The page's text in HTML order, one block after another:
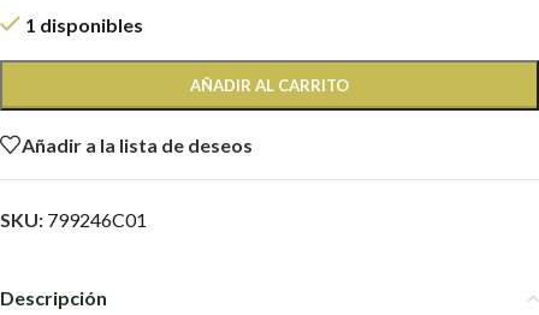
1 disponibles
AÑADIR AL CARRITO
Añadir a la lista de deseos
SKU: 799246C01
Descripción